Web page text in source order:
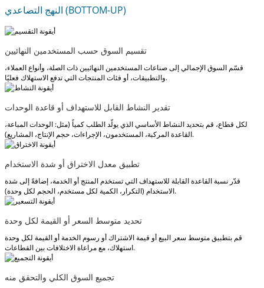
النهج التصاعدي (BOTTOM-UP)
تقسيم السوق حسب المستخدمين النهائيين
قسّم السوق الإجمالي إلى صناعات المستخدمين النهائيين ذات الصلة، وأنواع العملاء،
والتطبيقات، أو فئات المنتجات التي تدفع الاستهلاك فعليًا.
تقدير النشاط القابل للاستهداف أو قاعدة الوحدات
لكل قطاع، قم بتحديد النشاط الأساسي الذي يولّد الطلب كمياً (مثل: الوحدات المباعة،
القاعدة المركبة، المستخدمون، الإجراءات، حجم الإنتاج، المشاريع).
تطبيق معدل الاختراق أو شدة الاستخدام
قدّر نسبة القاعدة القابلة للاستهداف التي تستخدم المنتج أو الخدمة، إضافةً إلى شدة
الاستخدام (التكرار، الكمية لكل مستخدم، الحجم لكل وحدة).
تحديد متوسط السعر أو القيمة لكل وحدة
قم بتطبيق متوسط سعر البيع أو قيمة الاشتراك أو رسوم الخدمة أو القيمة لكل وحدة
استهلاك، مع مراعاة الاختلافات بين القطاعات.
تجميع السوق الكلي والتحقق منه